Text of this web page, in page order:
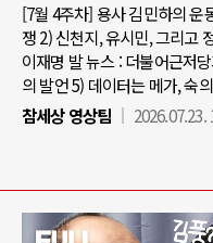
[7월 4주차] 용사 김민하의 운
쟁 2) 신천지, 유시민, 그리고
이재명 발 뉴스 : 더불어근저
의 발언 5) 데이터는 메가, 숙
참세상 영상팀
2026.07.23.